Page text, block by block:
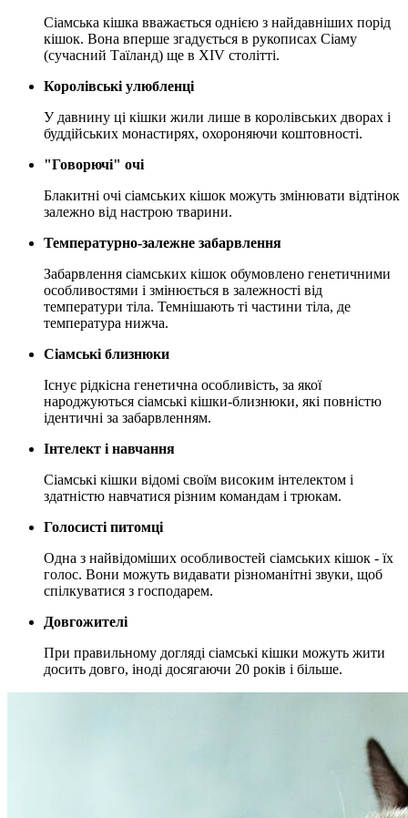
Сіамська кішка вважається однією з найдавніших порід
кішок. Вона вперше згадується в рукописах Сіаму
(сучасний Таїланд) ще в XIV столітті.
Королівські улюбленці
У давнину ці кішки жили лише в королівських дворах і
буддійських монастирях, охороняючи коштовності.
"Говорючі" очі
Блакитні очі сіамських кішок можуть змінювати відтінок
залежно від настрою тварини.
Температурно-залежне забарвлення
Забарвлення сіамських кішок обумовлено генетичними
особливостями і змінюється в залежності від
температури тіла. Темнішають ті частини тіла, де
температура нижча.
Сіамські близнюки
Існує рідкісна генетична особливість, за якої
народжуються сіамські кішки-близнюки, які повністю
ідентичні за забарвленням.
Інтелект і навчання
Сіамські кішки відомі своїм високим інтелектом і
здатністю навчатися різним командам і трюкам.
Голосисті питомці
Одна з найвідоміших особливостей сіамських кішок - їх
голос. Вони можуть видавати різноманітні звуки, щоб
спілкуватися з господарем.
Довгожителі
При правильному догляді сіамські кішки можуть жити
досить довго, іноді досягаючи 20 років і більше.